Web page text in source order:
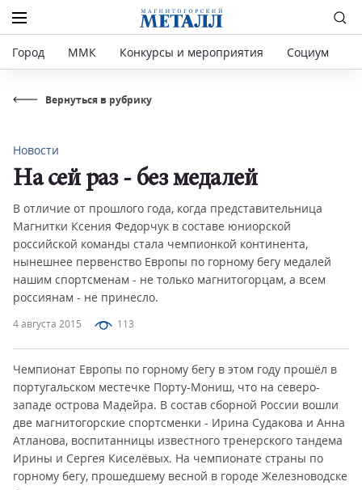
Город ММК Конкурсы и мероприятия Социум
Вернуться в рубрику
4 августа 2015 113
Новости
На сей раз - без медалей
В отличие от прошлого года, когда представительница
Магнитки Ксения Федорчук в составе юниорской
российской команды стала чемпионкой континента,
нынешнее первенство Европы по горному бегу медалей
нашим спортсменам - не только магнитогорцам, а всем
россиянам - не принесло.
Чемпионат Европы по горному бегу в этом году прошёл в
португальском местечке Порту-Мониш, что на северо-
западе острова Мадейра. В состав сборной России вошли
две магнитогорские спортсменки - Ирина Судакова и Анна
Атланова, воспитанницы известного тренерского тандема
Ирины и Сергея Киселёвых. На чемпионате страны по
горному бегу, прошедшему весной в городе Железноводске